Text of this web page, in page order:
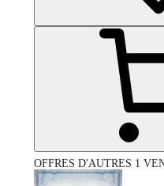
OFFRES D'AUTRES 1